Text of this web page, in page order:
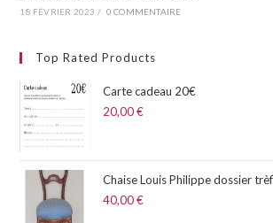
18 FÉVRIER 2023 / 0 COMMENTAIRE
Top Rated Products
Carte cadeau 20€
20,00€
Chaise Louis Philippe dossier
40,00€